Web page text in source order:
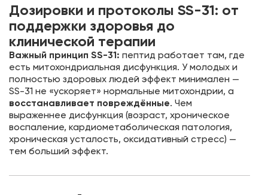
Дозировки и протоколы SS-31: от
поддержки здоровья до
клинической терапии
Важный принцип SS-31: пептид работает там, где
есть митохондриальная дисфункция. У молодых и
полностью здоровых людей эффект минимален —
SS-31 не «ускоряет» нормальные митохондрии, а
восстанавливает повреждённые. Чем
выраженнее дисфункция (возраст, хроническое
воспаление, кардиометаболическая патология,
хроническая усталость, оксидативный стресс) —
тем больший эффект.